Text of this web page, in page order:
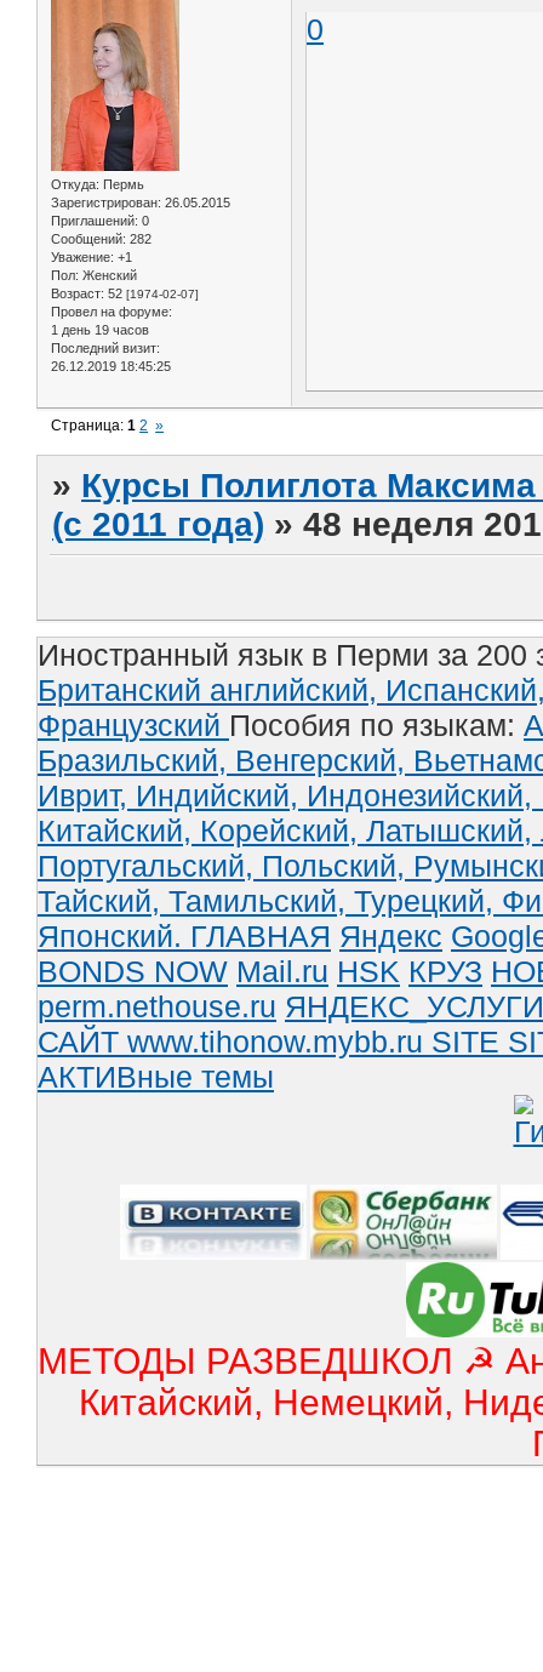
Откуда: Пермь
Зарегистрирован: 26.05.2015
Приглашений: 0
Сообщений: 282
Уважение: +1
Пол: Женский
Возраст: 52 [1974-02-07]
Провел на форуме:
1 день 19 часов
Последний визит:
26.12.2019 18:45:25
0
Страница:1 2 »
» Курсы Полиглота
(с 2011 года) »48 неделя
Иностранный язык в Перми за 200
Британский английский,
Французский Пособия по языкам:
Бразильский, Венгерский,
Иврит, Индийский, Индонезийский,
Китайский, Корейский, Латышский,
Португальский, Польский,
Тайский, Тамильский, Турецкий,
Японский. ГЛАВНАЯ Яндекс
BONDS NOW Mail.ru HSK КРУЗ
perm.nethouse.ru ЯНДЕКС_УСЛУГИ
САЙТ www.tihonow.mybb.ru SITE
АКТИВные темы
МЕТОДЫ РАЗВЕДШКОЛ ☭
Китайский, Немецкий,